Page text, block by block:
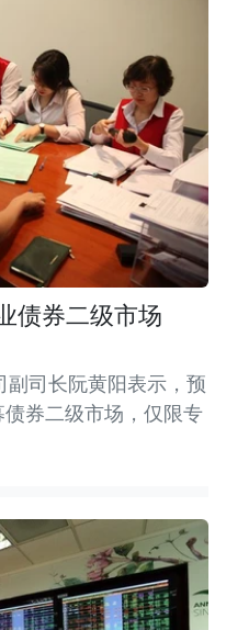
债券二级市场
司长阮黄阳表示，预
债券二级市场，仅限专